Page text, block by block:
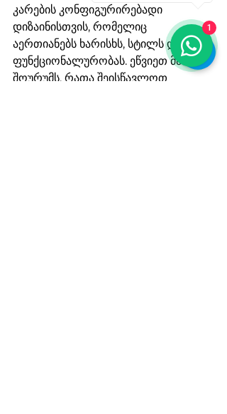
კარების კონფიგურირებადი
დიზაინისთვის, რომელიც
აერთიანებს ხარისხს, სტილს და
ფუნქციონალურობას. ეწვიეთ მათ
შოურუმს, რათა შეისწავლოთ
1